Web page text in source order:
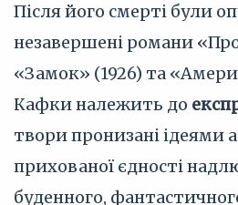
Після його смерті були
незавершені романи
«Замок» (1926) та
Кафки належить до
твори пронизані ідеями
прихованої єдності
буденного,